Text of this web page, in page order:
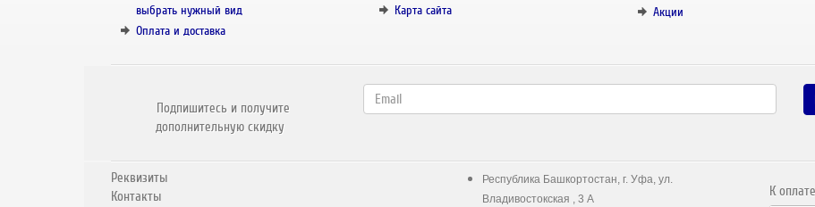
выбрать нужный вид
Оплата и доставка
Карта сайта
Акции
Подпишитесь и получите
дополнительную скидку
Реквизиты
Контакты
Республика Башкортостан, г. Уфа, ул.
Владивостокская , 3 А
К